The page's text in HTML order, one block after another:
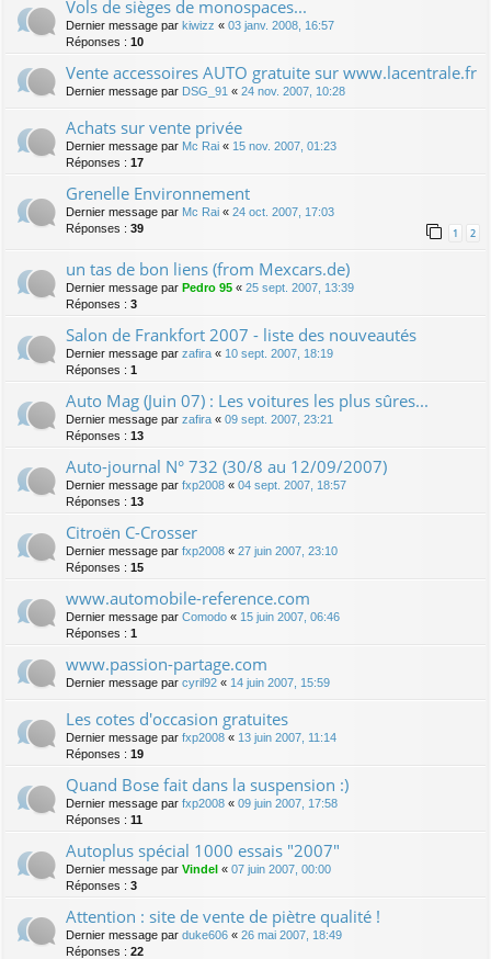
Vols de sièges de monospaces...
Dernier message par kiwizz « 03 janv. 2008, 16:57
Réponses : 10
Vente accessoires AUTO gratuite sur www.lacentrale.fr
Dernier message par DSG_91 « 24 nov. 2007, 10:28
Achats sur vente privée
Dernier message par Mc Rai « 15 nov. 2007, 01:23
Réponses : 17
Grenelle Environnement
Dernier message par Mc Rai « 24 oct. 2007, 17:03
Réponses : 39 1 2
un tas de bon liens (from Mexcars.de)
Dernier message par Pedro 95 « 25 sept. 2007, 13:39
Réponses : 3
Salon de Frankfort 2007 - liste des nouveautés
Dernier message par zafira « 10 sept. 2007, 18:19
Réponses : 1
Auto Mag (Juin 07) : Les voitures les plus sûres...
Dernier message par zafira « 09 sept. 2007, 23:21
Réponses : 13
Auto-journal N° 732 (30/8 au 12/09/2007)
Dernier message par fxp2008 « 04 sept. 2007, 18:57
Réponses : 13
Citroën C-Crosser
Dernier message par fxp2008 « 27 juin 2007, 23:10
Réponses : 15
www.automobile-reference.com
Dernier message par Comodo « 15 juin 2007, 06:46
Réponses : 1
www.passion-partage.com
Dernier message par cyril92 « 14 juin 2007, 15:59
Les cotes d'occasion gratuites
Dernier message par fxp2008 « 13 juin 2007, 11:14
Réponses : 19
Quand Bose fait dans la suspension :)
Dernier message par fxp2008 « 09 juin 2007, 17:58
Réponses : 11
Autoplus spécial 1000 essais "2007"
Dernier message par Vindel « 07 juin 2007, 00:00
Réponses : 3
Attention : site de vente de piètre qualité !
Dernier message par duke606 « 26 mai 2007, 18:49
Réponses : 22